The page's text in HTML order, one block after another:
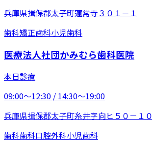
兵庫県揖保郡太子町蓮常寺３０１－１
歯科矯正歯科小児歯科
医療法人社団かみむら歯科医院
本日診療
09:00〜12:30 / 14:30〜19:00
兵庫県揖保郡太子町糸井字向ヒ５０－１０
歯科歯科口腔外科小児歯科